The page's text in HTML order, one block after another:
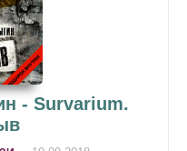
- Survarium.